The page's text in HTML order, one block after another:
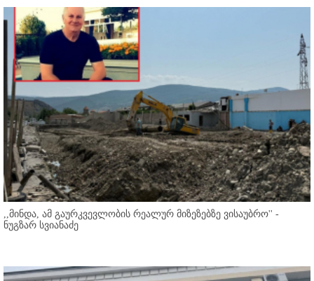
,,მინდა, ამ გაურკვევლობის რეალურ მიზეზებზე ვისაუბრო'' -
ნუგზარ სვიანაძე